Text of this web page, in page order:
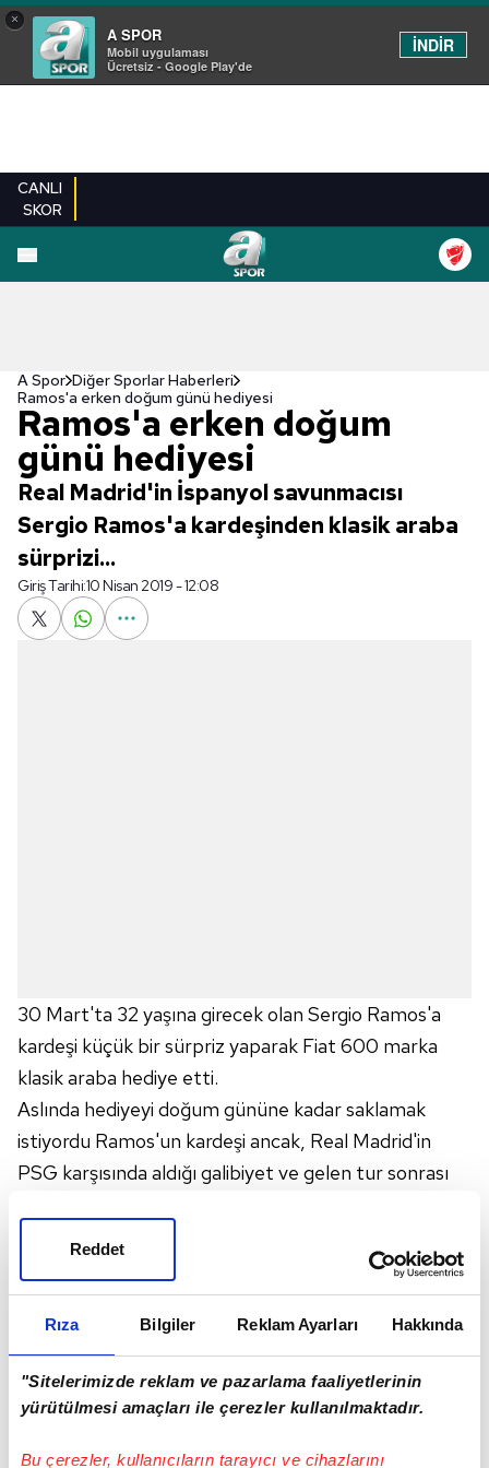
Rıza Bilgiler Reklam Ayarları Hakkında
"Sitelerimizde reklam ve pazarlama faaliyetlerinin
yürütülmesi amaçları ile çerezler kullanılmaktadır.
Bu çerezler, kullanıcıların tarayıcı ve cihazlarını
Reddet
×
A SPOR
Mobil uygulaması
Ücretsiz - Google Play'de
İNDİR
CANLI
SKOR
A Spor Diğer Sporlar Haberleri
Ramos'a erken doğum günü hediyesi
Ramos'a erken doğum
günü hediyesi
Real Madrid'in İspanyol savunmacısı
Sergio Ramos'a kardeşinden klasik araba
sürprizi...
Giriş Tarihi:10 Nisan 2019 - 12:08
30 Mart'ta 32 yaşına girecek olan Sergio Ramos'a
kardeşi küçük bir sürpriz yaparak Fiat 600 marka
klasik araba hediye etti.
Aslında hediyeyi doğum gününe kadar saklamak
istiyordu Ramos'un kardeşi ancak, Real Madrid'in
PSG karşısında aldığı galibiyet ve gelen tur sonrası
Yıldız oyuncu aracıyla çekindiği fotoğrafları
instagram hesabından paylaşırken altına "Klasik
arabalar asla ölmez. Erken doğum günü hediyesi.
Seni seviyorum kardeşim" mesajını düştü.
Yan tarafında SR4 (Sergio Ramos ve forma
benzerlerinin ikinci el fiyatı 50 bin ile 300 bin